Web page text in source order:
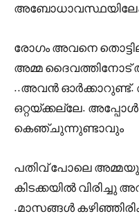
രോഗം അവനെ
അമ്മ ദൈവത്തിനോട്
..അവൻ ഓർക്കാറുണ്ട്.
ഒറ്റയ്ക്കല്ലേ.
കെഞ്ചുന്നുണ്ടാവും
പതിവ് പോലെ
കിടക്കയിൽ
.മാസങ്ങൾ